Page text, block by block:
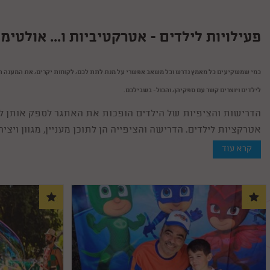
פעילויות לילדים - אטרקטיביות ו...
כמי שמשקיעים כל מאמץ נדרש וכל משאב אפשרי על מנת לתת לכם, לקוחות יקרים, את המענה
לילדים ויוצרים קשר עם ספקיהן, והכול- בשבילכם.
הדרישות והציפיות של הילדים הופכות את האתגר לספק אותן
אטרקציות לילדים. הדרישה והציפייה הן לתוכן מעניין,
על מנת להיענות לאתגר הזה מבינים כיום ספקי שירות מגוון
של חול: במתחמים מקורים ממוזגים בקיץ ומחוממים בחורף,
הילדים.
תחום ייחודי וייעודי הוא אטרקציות לשבת, שבהן משתתפת,
מתאימות, אכן, לכל המשפחה. פעילויות עם ילדים מגבירות
עם ערך מוסף.
קרא עוד